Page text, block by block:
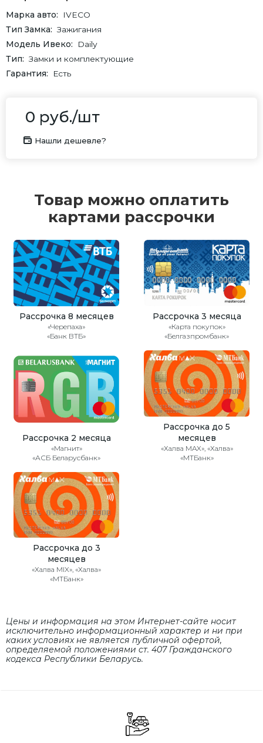
Марка авто
IVECO
Тип Замка
Зажигания
Модель Ивеко
Daily
Тип
Замки и комплектующие
Гарантия
Есть
0 руб./шт
Нашли дешевле?
Товар можно оплатить
картами рассрочки
Рассрочка 8 месяцев
«Черепаха»
«Банк ВТБ»
Рассрочка 3 месяца
«Карта покупок»
«Белгазпромбанк»
Рассрочка 2 месяца
«Магнит»
«АСБ Беларусбанк»
Рассрочка до 5
месяцев
«Халва MAX», «Халва»
«МТБанк»
Рассрочка до 3
месяцев
«Халва MIX», «Халва»
«МТБанк»
Цены и информация на этом Интернет-сайте носит
исключительно информационный характер и ни при
каких условиях не является публичной офертой,
определяемой положениями cт. 407 Гражданского
кодекса Республики Беларусь.